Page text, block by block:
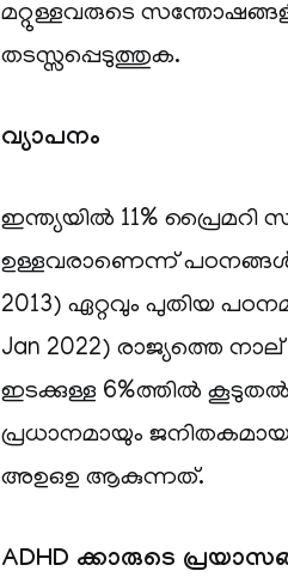
മറ്റുള്ളവരുടെ
തടസ്സപ്പെടുത്തുക.
വ്യാപനം
ഇന്ത്യയിൽ 11% പ്രൈമറി
ഉള്ളവരാണെന്ന് പഠനങ്ങൾ
2013) ഏറ്റവും പുതിയ
Jan 2022) രാജ്യത്തെ
ഇടക്കുള്ള 6%ത്തിൽ
പ്രധാനമായും
അഉഒഉ ആകുന്നത്.
ADHD ക്കാരുടെ